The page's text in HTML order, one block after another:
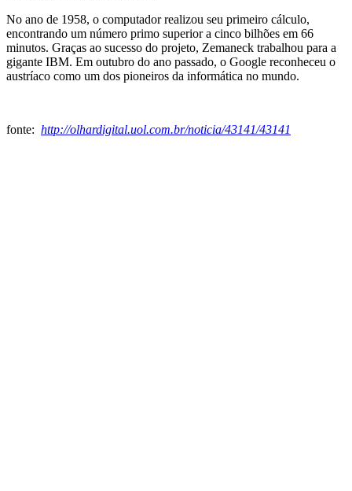
No ano de 1958, o computador realizou seu primeiro cálculo,
encontrando um número primo superior a cinco bilhões em 66
minutos. Graças ao sucesso do projeto, Zemaneck trabalhou para a
gigante IBM. Em outubro do ano passado, o Google reconheceu o
austríaco como um dos pioneiros da informática no mundo.
fonte: http://olhardigital.uol.com.br/noticia/43141/43141